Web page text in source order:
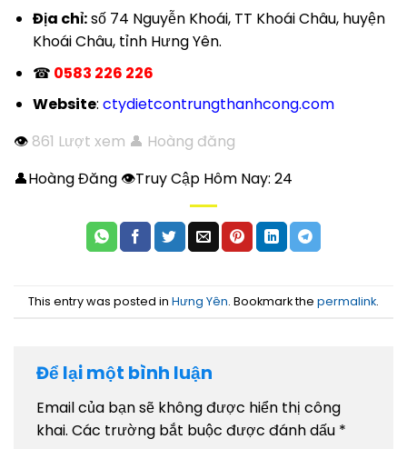
Địa chỉ:số 74 Nguyễn Khoái, TT Khoái Châu, huyện
Khoái Châu, tỉnh Hưng Yên.
☎ 0583 226 226
Website: ctydietcontrungthanhcong.com
👁 861 Lượt xem 👤 Hoàng đăng
👤Hoàng Đăng 👁Truy Cập Hôm Nay: 24
This entry was posted in Hưng Yên. Bookmark the permalink.
Để lại một bình luận
Email của bạn sẽ không được hiển thị công
khai. Các trường bắt buộc được đánh dấu *